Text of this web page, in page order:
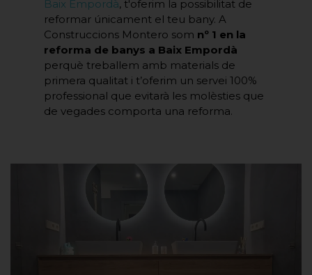
Baix Empordà, t'oferim la possibilitat de
reformar únicament el teu bany. A
Construccions Montero som nº 1 en la
reforma de banys a Baix Empordà
perquè treballem amb materials de
primera qualitat i t’oferim un servei 100%
professional que evitarà les molèsties que
de vegades comporta una reforma.